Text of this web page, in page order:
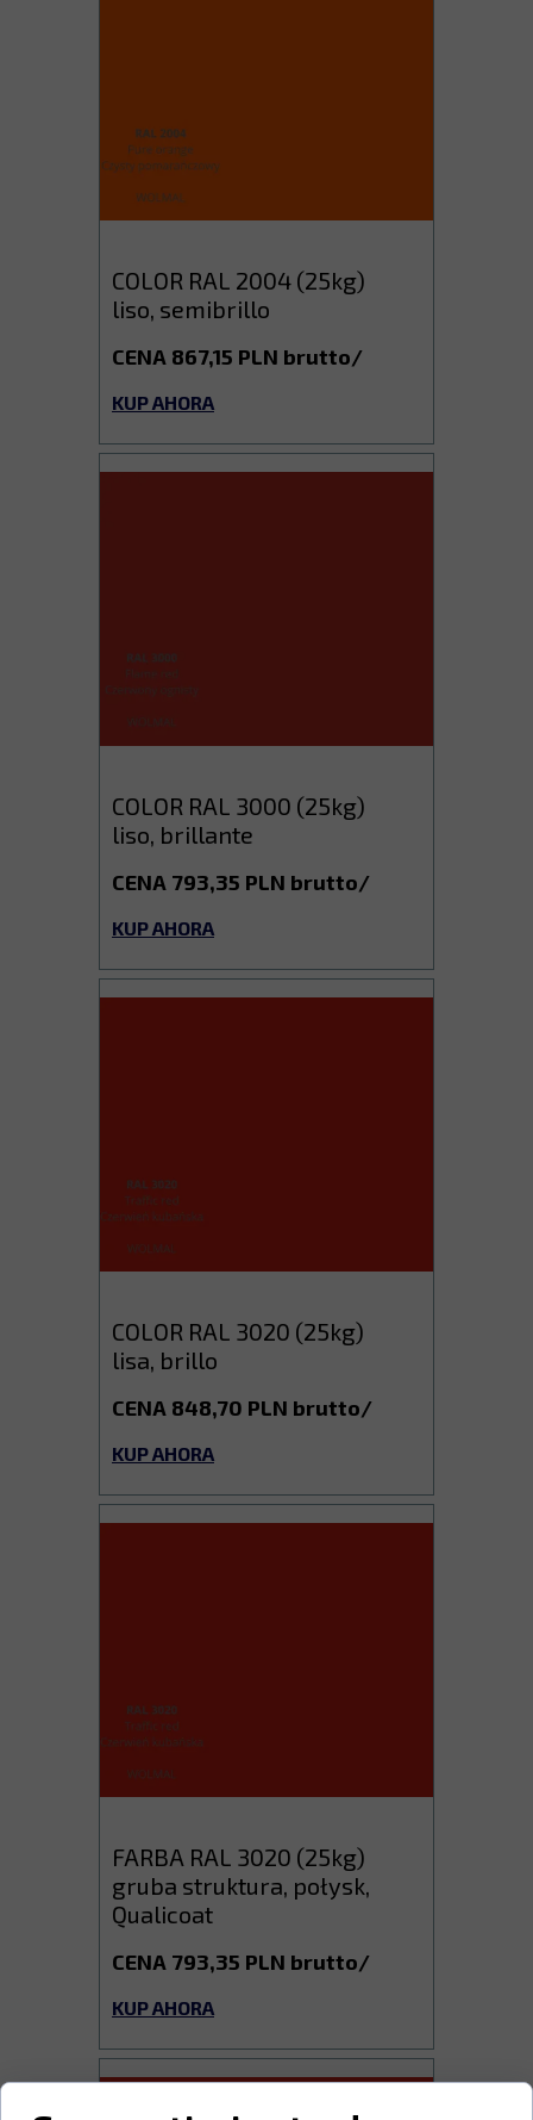
COLOR RAL 2004 (25kg)
liso, semibrillo
CENA 867,15 PLN brutto/
KUP AHORA
COLOR RAL 3000 (25kg)
liso, brillante
CENA 793,35 PLN brutto/
KUP AHORA
COLOR RAL 3020 (25kg)
lisa, brillo
CENA 848,70 PLN brutto/
KUP AHORA
FARBA RAL 3020 (25kg)
gruba struktura, połysk,
Qualicoat
CENA 793,35 PLN brutto/
KUP AHORA